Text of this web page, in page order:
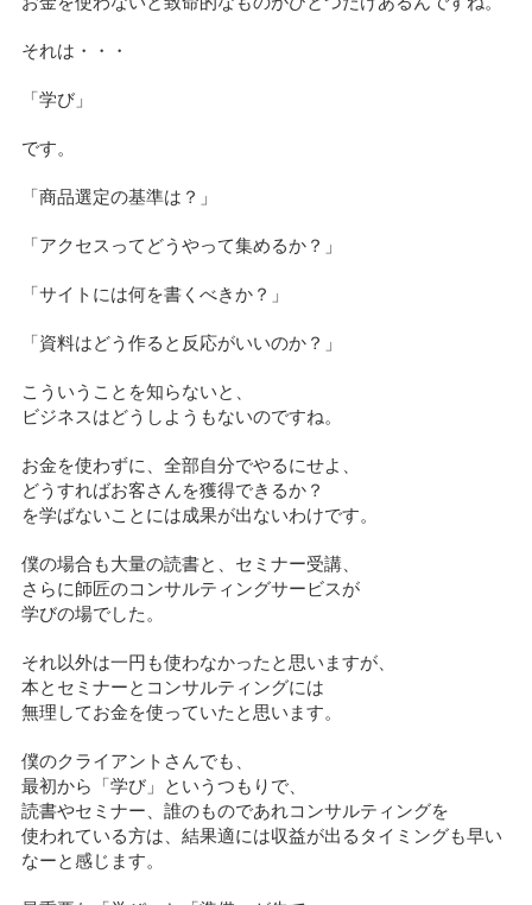
それは・・・
「学び」
です。
「商品選定の基準は？」
「アクセスってどうやって集めるか？」
「サイトには何を書くべきか？」
「資料はどう作ると反応がいいのか？」
こういうことを知らないと、
ビジネスはどうしようもないのですね。
お金を使わずに、全部自分でやるにせよ、
どうすればお客さんを獲得できるか？
を学ばないことには成果が出ないわけです。
僕の場合も大量の読書と、セミナー受講、
さらに師匠のコンサルティングサービスが
学びの場でした。
それ以外は一円も使わなかったと思いますが、
本とセミナーとコンサルティングには
無理してお金を使っていたと思います。
僕のクライアントさんでも、
最初から「学び」というつもりで、
読書やセミナー、誰のものであれコンサルティングを
使われている方は、結果適には収益が出るタイミングも早い
なーと感じます。